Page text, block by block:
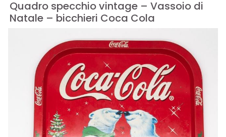
Quadro specchio vintage – Vassoio di
Natale – bicchieri Coca Cola